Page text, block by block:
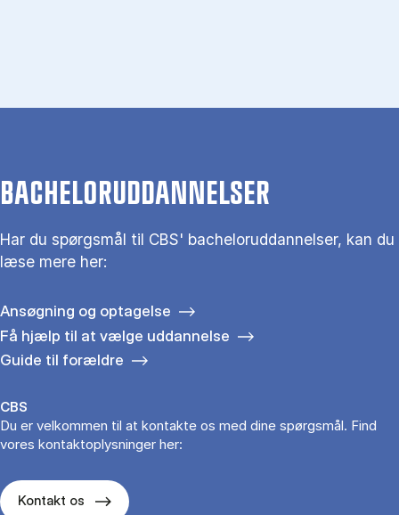
BACHELORUDDANNELSER
Har du spørgsmål til CBS' bacheloruddannelser, kan du
læse mere her:
Ansøgning og optagelse
Få hjælp til at vælge uddannelse
Guide til forældre
CBS
Du er velkommen til at kontakte os med dine spørgsmål. Find
vores kontaktoplysninger her:
Kontakt os